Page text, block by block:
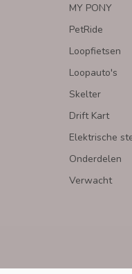
MY PONY
PetRide
Loopfietsen
Loopauto's
Skelter
Drift Kart
Elektrische
Onderdelen
Verwacht